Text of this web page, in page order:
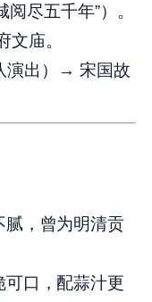
阅尽五千年”）。
文庙。
演出）→ 宋国故
腻，曾为明清贡
口，配蒜汁更